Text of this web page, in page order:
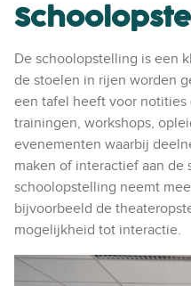
De schoolopstelling is een
de stoelen in rijen worden
een tafel heeft voor notities
trainingen, workshops,
evenementen waarbij
maken of interactief aan de
schoolopstelling neemt
bijvoorbeeld de
mogelijkheid tot interactie.